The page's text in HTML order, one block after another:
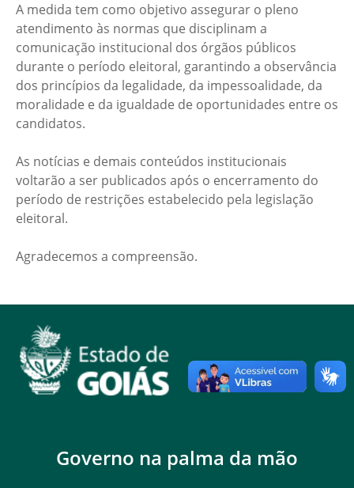
A medida tem como objetivo assegurar o pleno
atendimento às normas que disciplinam a
comunicação institucional dos órgãos públicos
durante o período eleitoral, garantindo a observância
dos princípios da legalidade, da impessoalidade, da
moralidade e da igualdade de oportunidades entre os
candidatos.
As notícias e demais conteúdos institucionais
voltarão a ser publicados após o encerramento do
período de restrições estabelecido pela legislação
eleitoral.
Agradecemos a compreensão.
Governo na palma da mão